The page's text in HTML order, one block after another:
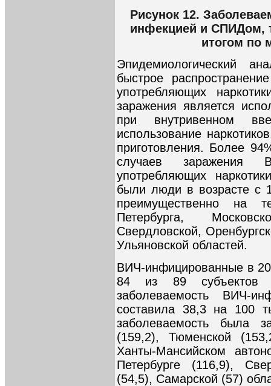
Рисунок 12.
инфекцией и СПИДом,
итогом по
Эпидемиологический
быстрое
употребляющих
заражения является
при внутривенном
использование
приготовления. Более
случаев
употребляющих
были люди в возрасте с
преимущественно на
Петербурга,
Свердловской,
Ульяновской областей.
ВИЧ-инфицированные в
84 из 89 субъектов
заболеваемость ВИЧ-
составила 38,3 на 100
заболеваемость была
(159,2), Тюменской
Ханты-Мансийском
Петербурге (116,9),
(54,5), Самарской (57)